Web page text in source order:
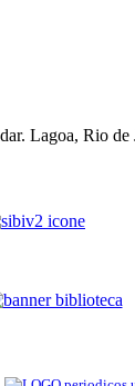
Lagoa, Rio